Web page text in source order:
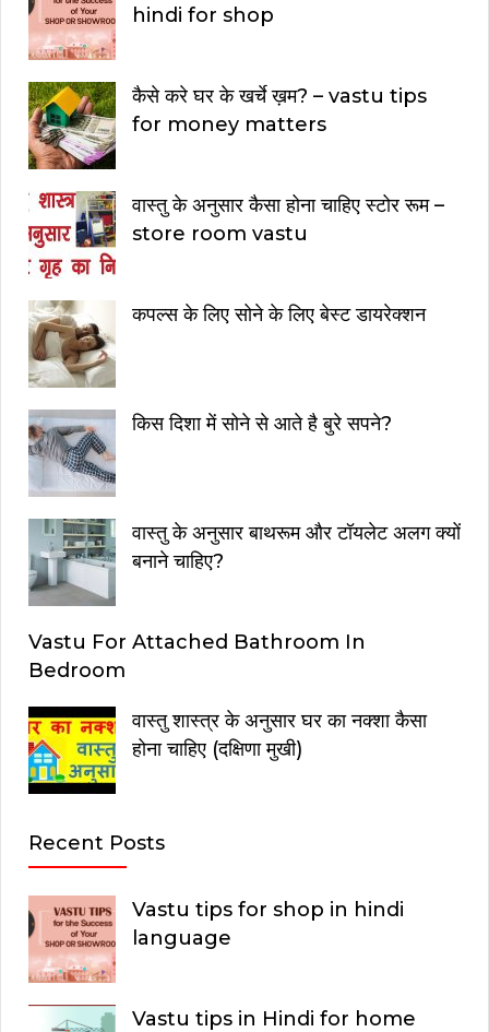
hindi for shop
कैसे करे घर के खर्चे ख़म? – vastu tips
for money matters
वास्तु के अनुसार कैसा होना चाहिए स्टोर रूम –
store room vastu
कपल्स के लिए सोने के लिए बेस्ट डायरेक्शन
किस दिशा में सोने से आते है बुरे सपने?
वास्तु के अनुसार बाथरूम और टॉयलेट अलग क्यों
बनाने चाहिए?
Vastu For Attached Bathroom In
Bedroom
वास्तु शास्त्र के अनुसार घर का नक्शा कैसा
होना चाहिए (दक्षिणा मुखी)
Recent Posts
Vastu tips for shop in hindi
language
Vastu tips in Hindi for home